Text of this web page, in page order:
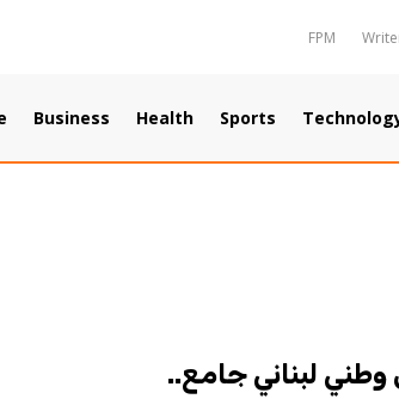
FPM
Business Health Sports
لبناني جامع..